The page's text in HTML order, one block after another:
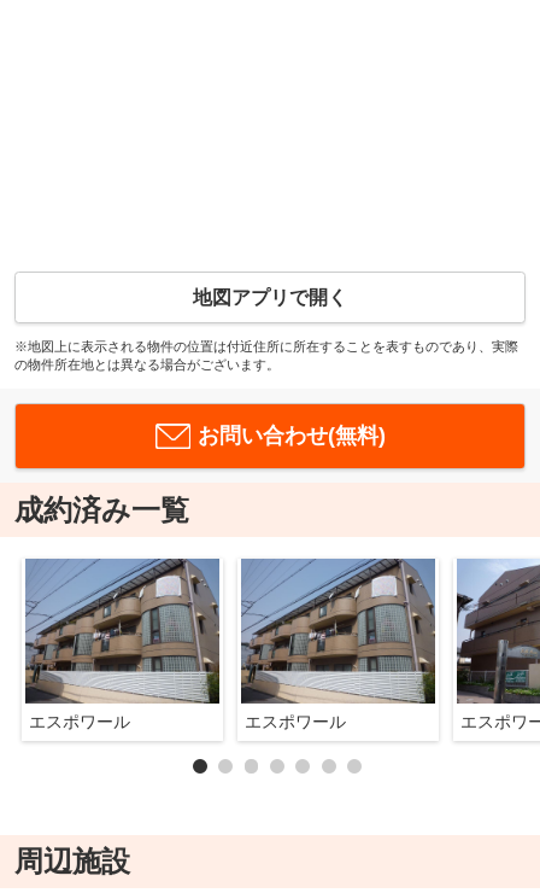
地図アプリで開く
※地図上に表示される物件の位置は付近住所に所在することを表すものであり、実際
の物件所在地とは異なる場合がございます。
お問い合わせ(無料)
成約済み一覧
エスポワール エスポワール エスポワ
周辺施設